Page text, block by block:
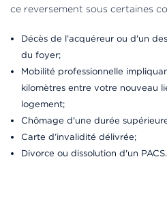
ce reversement sous certaines
Décès de l’acquéreur ou d'un
du foyer;
Mobilité professionnelle
kilomètres entre votre nouveau
logement;
Chômage d'une durée
Carte d’invalidité délivrée;
Divorce ou dissolution d'un PACS.